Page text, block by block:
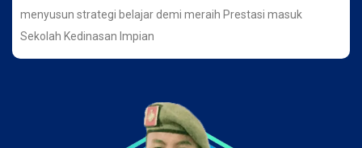
menyusun strategi belajar demi meraih Prestasi masuk
Sekolah Kedinasan Impian